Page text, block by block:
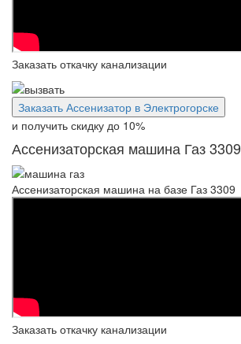
Заказать откачку канализации
Заказать Ассенизатор в Электрогорске
и получить скидку до 10%
Ассенизаторская машина Газ 3309
Ассенизаторская машина на базе Газ 3309
Заказать откачку канализации